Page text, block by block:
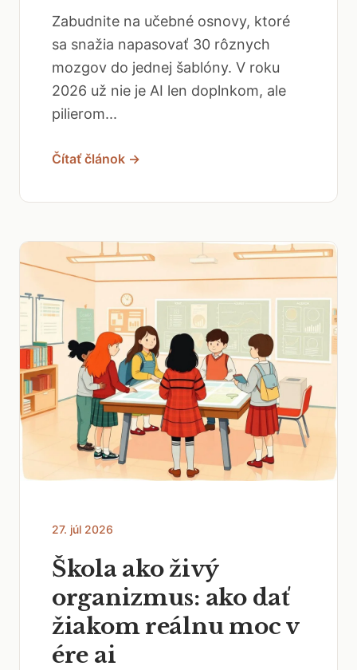
Zabudnite na učebné osnovy, ktoré
sa snažia napasovať 30 rôznych
mozgov do jednej šablóny. V roku
2026 už nie je AI len doplnkom, ale
pilierom...
Čítať článok →
27. júl 2026
Škola ako živý
organizmus: ako dať
žiakom reálnu moc v
ére ai